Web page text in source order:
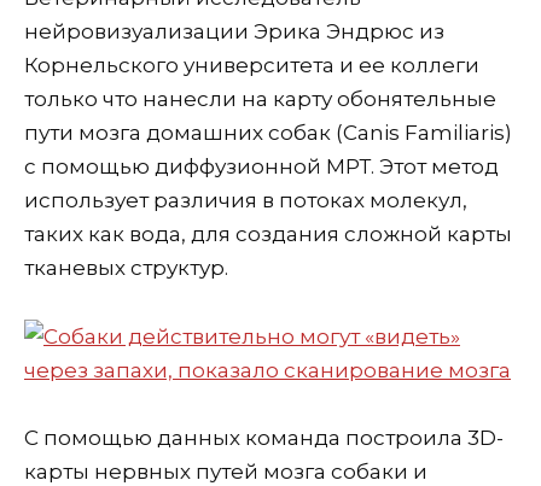
нейровизуализации Эрика Эндрюс из
Корнельского университета и ее коллеги
только что нанесли на карту обонятельные
пути мозга домашних собак (Canis Familiaris)
с помощью диффузионной МРТ. Этот метод
использует различия в потоках молекул,
таких как вода, для создания сложной карты
тканевых структур.
С помощью данных команда построила 3D-
карты нервных путей мозга собаки и